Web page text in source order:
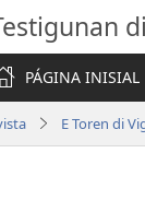
PÁGINA INISIAL
E Toren di